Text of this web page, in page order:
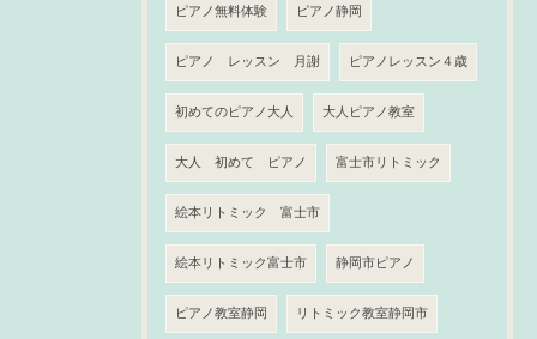
ピアノ無料体験 ピアノ静岡
ピアノ レッスン 月謝 ピアノレッスン４歳
初めてのピアノ大人 大人ピアノ教室
大人 初めて ピアノ 富士市リトミック
絵本リトミック 富士市
絵本リトミック富士市 静岡市ピアノ
ピアノ教室静岡 リトミック教室静岡市